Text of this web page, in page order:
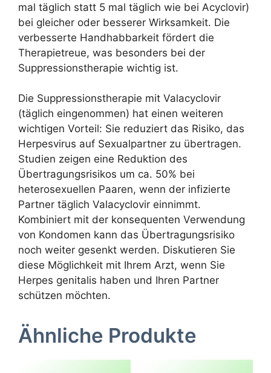
mal täglich statt 5 mal täglich wie bei Acyclovir)
bei gleicher oder besserer Wirksamkeit. Die
verbesserte Handhabbarkeit fördert die
Therapietreue, was besonders bei der
Suppressionstherapie wichtig ist.
Die Suppressionstherapie mit Valacyclovir
(täglich eingenommen) hat einen weiteren
wichtigen Vorteil: Sie reduziert das Risiko, das
Herpesvirus auf Sexualpartner zu übertragen.
Studien zeigen eine Reduktion des
Übertragungsrisikos um ca. 50% bei
heterosexuellen Paaren, wenn der infizierte
Partner täglich Valacyclovir einnimmt.
Kombiniert mit der konsequenten Verwendung
von Kondomen kann das Übertragungsrisiko
noch weiter gesenkt werden. Diskutieren Sie
diese Möglichkeit mit Ihrem Arzt, wenn Sie
Herpes genitalis haben und Ihren Partner
schützen möchten.
Ähnliche Produkte